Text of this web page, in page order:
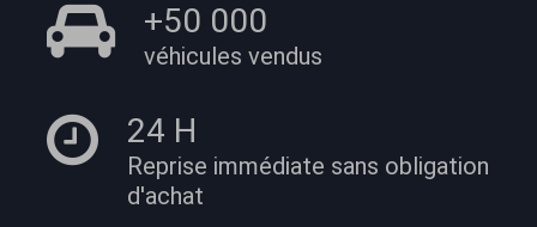
+50 000
véhicules vendus
24 H
Reprise immédiate sans obligation
d'achat